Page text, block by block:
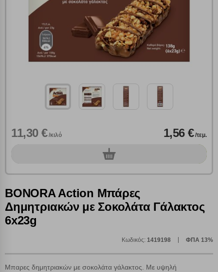
11,30 €/κιλό 1,56 €/τεμ.
0τεμ.
BONORA Action Μπάρες
Δημητριακών με Σοκολάτα Γάλακτος
6x23g
Κωδικός: 1419198 ΦΠΑ 13%
Μπαρες δημητριακών με σοκολάτα γάλακτος. Με υψηλή
προϊόντων.